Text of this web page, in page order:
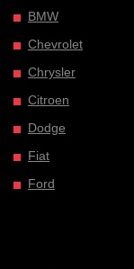
BMW
Chevrolet
Chrysler
Citroen
Dodge
Fiat
Ford